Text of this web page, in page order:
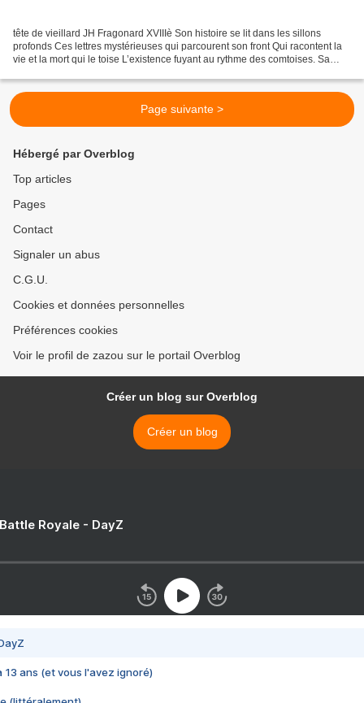
tête de vieillard JH Fragonard XVIIIè Son histoire se lit dans les sillons
profonds Ces lettres mystérieuses qui parcourent son front Qui racontent la
vie et la mort qui le toise L’existence fuyant au rythme des comtoises. Sa
Page suivante >
Hébergé par Overblog
Top articles
Pages
Contact
Signaler un abus
C.G.U.
Cookies et données personnelles
Préférences cookies
Voir le profil de zazou sur le portail Overblog
Créer un blog sur Overblog
Créer un blog
Royale - DayZ
13 ans (et vous l'avez ignoré)